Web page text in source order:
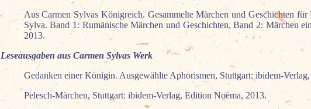
Aus Carmen Sylvas Königreich. Gesammelte Märchen und Geschichten
Sylva. Band 1: Rumänische Märchen und Geschichten, Band 2: Märchen
2013.
Leseausgaben aus Carmen Sylvas Werk
Gedanken einer Königin. Ausgewählte Aphorismen, Stuttgart: ibidem-
Pelesch-Märchen, Stuttgart: ibidem-Verlag, Edition Noëma, 2013.